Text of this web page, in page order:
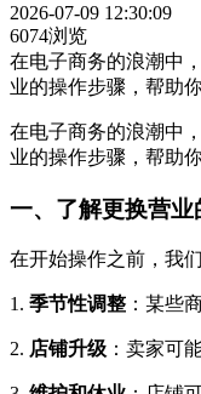
2026-07-09 12:30:09
6074浏览
在电子商务的浪潮中
业的操作步骤，帮助
在电子商务的浪潮中
业的操作步骤，帮助
一、了解更换营业
在开始操作之前，我
1. 季节性调整 ：某些
2. 店铺升级 ：卖家可